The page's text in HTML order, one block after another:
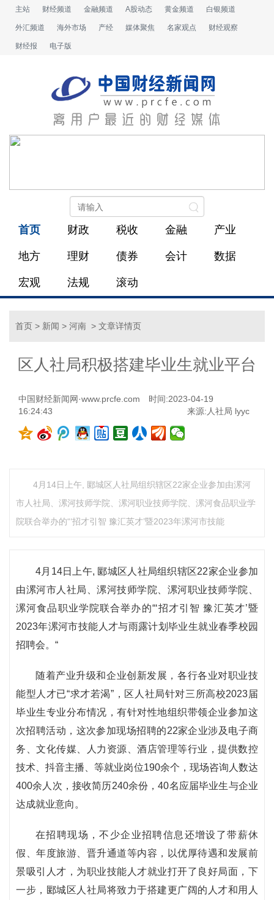
主站 财经频道 金融频道 A股动态 黄金频道 白银频道
外汇频道 海外市场 产经 媒体聚焦 名家观点 财经观察
财经报 电子版
首页 财政 税收 金融 产业
地方 理财 债券 会计 数据
宏观 法规 滚动
首页 > 新闻 > 河南 > 文章详情页
区人社局积极搭建毕业生就业平台
中国财经新闻网·www.prcfe.com
时间:2023-04-19
16:24:43
来源:人社局 lyyc
4月14日上午, 郾城区人社局组织辖区22家企业参加由漯河
市人社局、漯河技师学院、漯河职业技师学院、漯河食品职业学
院联合举办的“‘招才引智 豫汇英才’暨2023年漯河市技能
4月14日上午, 郾城区人社局组织辖区22家企业参加
由漯河市人社局、漯河技师学院、漯河职业技师学院、
漯河食品职业学院联合举办的“‘招才引智 豫汇英才’暨
2023年漯河市技能人才与雨露计划毕业生就业春季校园
招聘会。“
随着产业升级和企业创新发展，各行各业对职业技
能型人才已“求才若渴”，区人社局针对三所高校2023届
毕业生专业分布情况，有针对性地组织带领企业参加这
次招聘活动，这次参加现场招聘的22家企业涉及电子商
务、文化传媒、人力资源、酒店管理等行业，提供数控
技术、抖音主播、等就业岗位190余个，现场咨询人数达
400余人次，接收简历240余份，40名应届毕业生与企业
达成就业意向。
在招聘现场，不少企业招聘信息还增设了带薪休
假、年度旅游、晋升通道等内容，以优厚待遇和发展前
景吸引人才，为职业技能人才就业打开了良好局面，下
一步，郾城区人社局将致力于搭建更广阔的人才和用人